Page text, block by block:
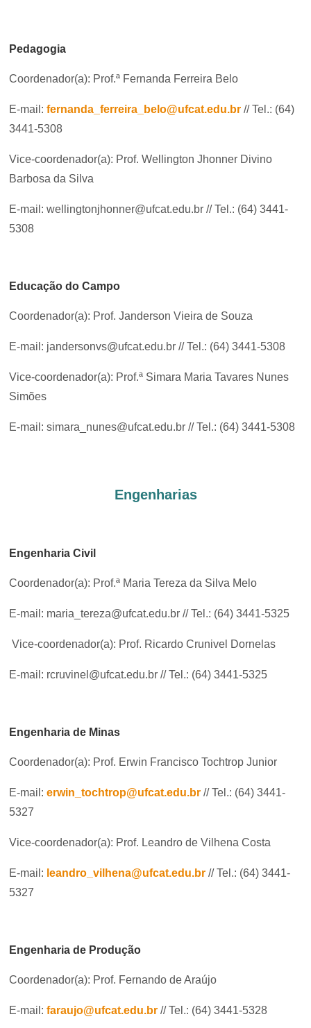
Pedagogia
Coordenador(a): Prof.ª Fernanda Ferreira Belo
E-mail: fernanda_ferreira_belo@ufcat.edu.br // Tel.: (64)
3441-5308
Vice-coordenador(a): Prof. Wellington Jhonner Divino
Barbosa da Silva
E-mail: wellingtonjhonner@ufcat.edu.br // Tel.: (64) 3441-
5308
Educação do Campo
Coordenador(a): Prof. Janderson Vieira de Souza
E-mail: jandersonvs@ufcat.edu.br // Tel.: (64) 3441-5308
Vice-coordenador(a): Prof.ª Simara Maria Tavares Nunes
Simões
E-mail: simara_nunes@ufcat.edu.br // Tel.: (64) 3441-5308
Engenharias
Engenharia Civil
Coordenador(a): Prof.ª Maria Tereza da Silva Melo
E-mail: maria_tereza@ufcat.edu.br // Tel.: (64) 3441-5325
Vice-coordenador(a): Prof. Ricardo Crunivel Dornelas
E-mail: rcruvinel@ufcat.edu.br // Tel.: (64) 3441-5325
Engenharia de Minas
Coordenador(a): Prof. Erwin Francisco Tochtrop Junior
E-mail: erwin_tochtrop@ufcat.edu.br // Tel.: (64) 3441-
5327
Vice-coordenador(a): Prof. Leandro de Vilhena Costa
E-mail: leandro_vilhena@ufcat.edu.br // Tel.: (64) 3441-
5327
Engenharia de Produção
Coordenador(a): Prof. Fernando de Araújo
E-mail: faraujo@ufcat.edu.br // Tel.: (64) 3441-5328